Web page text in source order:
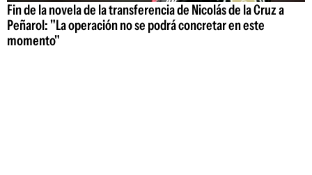
Fin de la novela de la transferencia de Nicolás de la Cruz a
Peñarol: "La operación no se podrá concretar en este
momento"